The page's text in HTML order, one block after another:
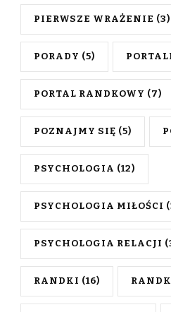
PIERWSZE WRAŻENIE (3)
PORADY (5)
PORTAL RANDKOWY (7)
POZNAJMY SIĘ (5)
PSYCHOLOGIA (12)
PSYCHOLOGIA MIŁOŚCI
PSYCHOLOGIA RELACJI
RANDKI (16)